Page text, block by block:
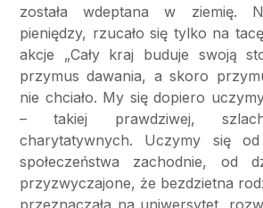
została wdeptana w ziemię.
pieniędzy, rzucało się tylko na
akcje „Cały kraj buduje swoją
przymus dawania, a skoro
nie chciało. My się dopiero
– takiej prawdziwej,
charytatywnych. Uczymy się
społeczeństwa zachodnie, od
przyzwyczajone, że bezdzietna
przeznaczała na uniwersytet,